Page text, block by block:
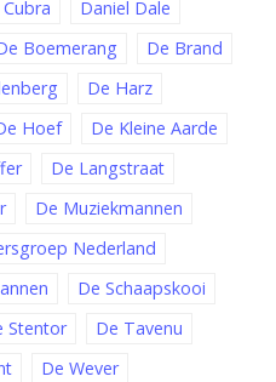
Cubra
Daniel Dale
Boemerang
De Brand
De Harz
Hoef
De Kleine Aarde
De Langstraat
De Muziekmannen
Nederland
De Schaapskooi
Stentor
De Tavenu
De Wever